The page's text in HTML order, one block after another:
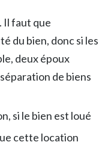
Il faut que
du bien, donc si les
deux époux
de biens
si le bien est loué
cette location